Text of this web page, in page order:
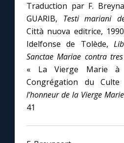
Traduction par F.
GUARIB, Testi mariani
Città nuova editrice,
Idelfonse de Tolède,
Sanctae Mariae contra
« La Vierge Marie à
Congrégation du
l’honneur de la Vierge Marie
41